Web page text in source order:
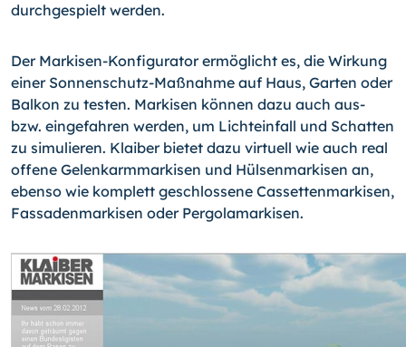
durchgespielt werden.
Der Markisen-Konfigurator ermöglicht es, die Wirkung
einer Sonnenschutz-Maßnahme auf Haus, Garten oder
Balkon zu testen. Markisen können dazu auch aus-
bzw. eingefahren werden, um Lichteinfall und Schatten
zu simulieren. Klaiber bietet dazu virtuell wie auch real
offene Gelenkarmmarkisen und Hülsenmarkisen an,
ebenso wie komplett ge­schlossene Cassettenmarkisen,
Fassadenmarkisen oder Pergolamarkisen.